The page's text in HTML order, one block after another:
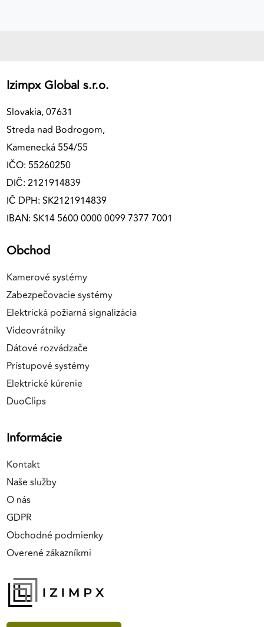
Izimpx Global s.r.o.
Slovakia, 07631
Streda nad Bodrogom,
Kamenecká 554/55
IČO: 55260250
DIČ: 2121914839
IČ DPH: SK2121914839
IBAN: SK14 5600 0000 0099 7377 7001
Obchod
Kamerové systémy
Zabezpečovacie systémy
Elektrická požiarná signalizácia
Videovrátniky
Dátové rozvádzače
Prístupové systémy
Elektrické kúrenie
DuoClips
Informácie
Kontakt
Naše služby
O nás
GDPR
Obchodné podmienky
Overené zákazníkmi